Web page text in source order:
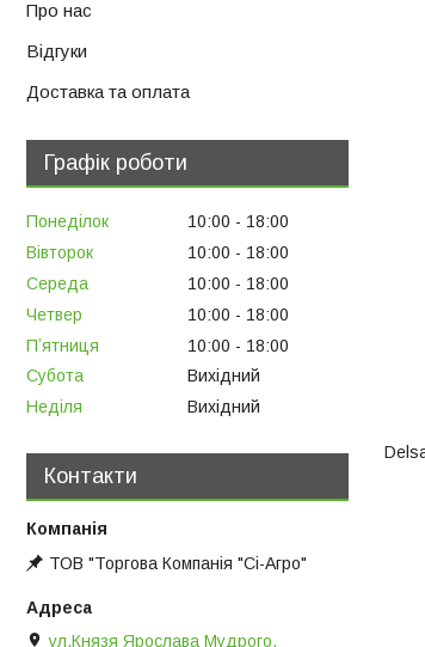
Про нас
Відгуки
Доставка та оплата
Графік роботи
Понеділок 10:00
18:00
Вівторок
10:00
18:00
Середа
10:00
18:00
Четвер
10:00
18:00
Пʼятниця
10:00
18:00
Субота
Вихідний
Неділя
Вихідний
Контакти
ТОВ "Торгова Компанія "Сі-Агро"
ул.Князя Ярослава Мудрого,